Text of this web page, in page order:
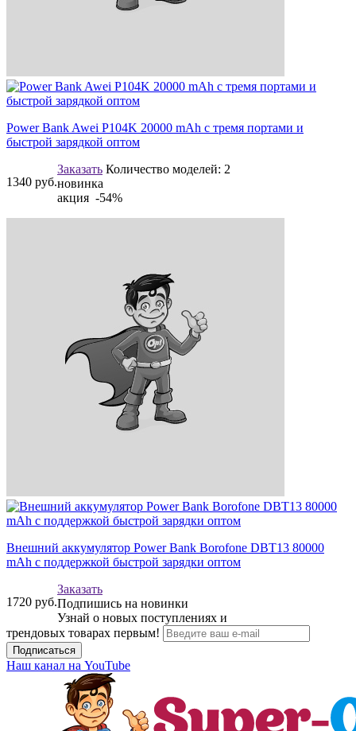
Power Bank Awei P104K 20000 mAh с тремя портами и
быстрой зарядкой оптом
1340 руб.
Заказать Количество моделей: 2
новинка
акция -54%
Внешний аккумулятор Power Bank Borofone DBT13 80000
mAh с поддержкой быстрой зарядки оптом
1720 руб.
Заказать
Подпишись на новинки
Узнай о новых поступлениях и
трендовых товарах первым!
Подписаться
Наш канал на YouTube